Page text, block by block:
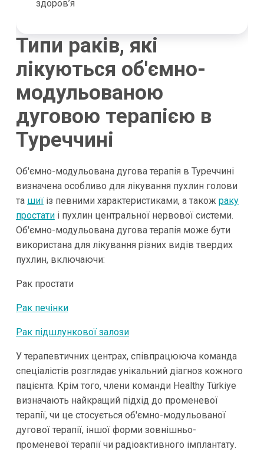
здоров’я
Типи раків, які
лікуються об'ємно-
модульованою
дуговою терапією в
Туреччині
Об'ємно-модульована дугова терапія в Туреччині
визначена особливо для лікування пухлин голови
та шиїіз певними характеристиками, а також раку
простатиі пухлин центральної нервової системи.
Об'ємно-модульована дугова терапія може бути
використана для лікування різних видів твердих
пухлин, включаючи:
Рак простати
Рак печінки
Рак підшлункової залози
У терапевтичних центрах, співпрацююча команда
спеціалістів розглядає унікальний діагноз кожного
пацієнта. Крім того, члени команди Healthy Türkiye
визначають найкращий підхід до променевої
терапії, чи це стосується об'ємно-модульованої
дугової терапії, іншої форми зовнішньо-
променевої терапії чи радіоактивного імплантату.